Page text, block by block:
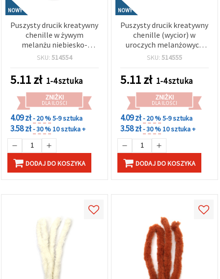
NOWY
Puszysty drucik kreatywny
chenille w żywym
melanżu niebiesko-
zielonym, 20 mm × 1 m –
dekoracji i projektów DIY
SKU: 514554
5.11zł 1-4 sztuka
ZNIŻKI
DLA ILOŚCI
4.09 zł- 20 %5-9 sztuka
3.58 zł- 30 %10 sztuka +
DODAJ DO KOSZYKA
NOWY
Puszysty drucik kreatywny
chenille (wycior) w
uroczych melanżowych
odcieniach bieli, żółci i
idealny do wesołych prac
plastycznych, dekoracji i
kreatywnych projektów
DIY
SKU: 514555
5.11zł 1-4 sztuka
ZNIŻKI
DLA ILOŚCI
4.09 zł- 20 %5-9 sztuka
3.58 zł- 30 %10 sztuka +
DODAJ DO KOSZYKA